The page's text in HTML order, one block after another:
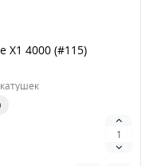
X1 4000 (#115)